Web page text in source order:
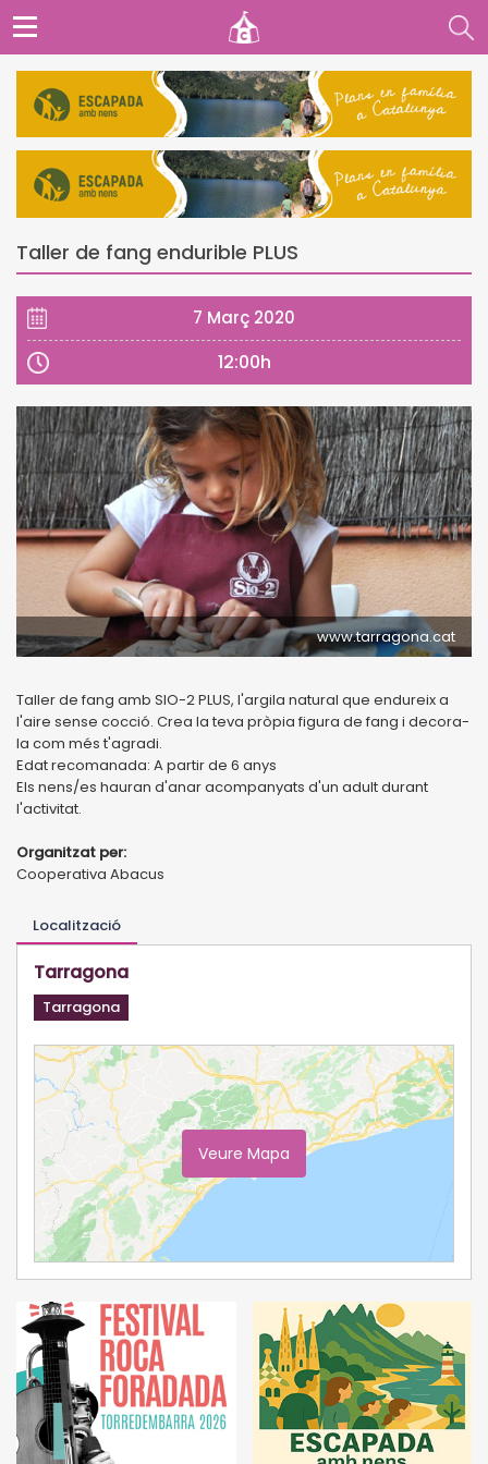
Taller de fang endurible PLUS
7 Març 2020
12:00h
www.tarragona.cat
Taller de fang amb SIO-2 PLUS, l'argila natural que endureix a
l'aire sense cocció. Crea la teva pròpia figura de fang i decora-
la com més t'agradi.
Edat recomanada: A partir de 6 anys
Els nens/es hauran d'anar acompanyats d'un adult durant
l'activitat.
Organitzat per:
Cooperativa Abacus
Localització
Tarragona
Tarragona
Veure Mapa